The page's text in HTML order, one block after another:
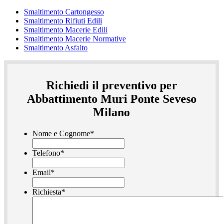
Smaltimento Cartongesso
Smaltimento Rifiuti Edili
Smaltimento Macerie Edili
Smaltimento Macerie Normative
Smaltimento Asfalto
Richiedi il preventivo per
Abbattimento Muri Ponte Seveso
Milano
Nome e Cognome*
Telefono*
Email*
Richiesta*